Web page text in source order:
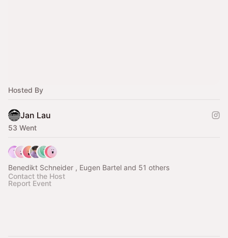
Hosted By
Jan Lau
53 Went
Benedikt Schneider , Eugen Bartel and 51 others
Contact the Host
Report Event